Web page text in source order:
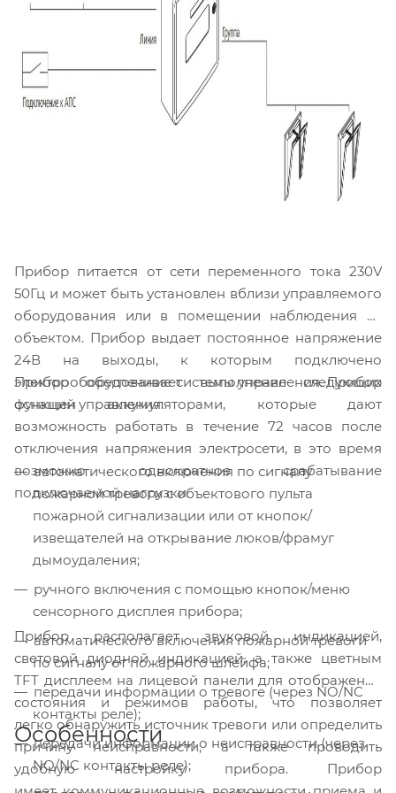
Прибор питается от сети переменного тока 230V
50Гц и может быть установлен вблизи управляемого
оборудования или в помещении наблюдения за
объектом. Прибор выдает постоянное напряжение
24В на выходы, к которым подключено
электрооборудование системы управления. Прибор
оснащен аккумуляторами, которые дают
возможность работать в течение 72 часов после
отключения напряжения электросети, в это время
возможно однократное срабатывание
подключаемой нагрузки.
Прибор обеспечивает выполнение следующих
функций управления:
автоматического включения по сигналу
пожарной тревоги с объектового пульта
пожарной сигнализации или от кнопок/
извещателей на открывание люков/фрамуг
дымоудаления;
ручного включения с помощью кнопок/меню
сенсорного дисплея прибора;
автоматического включения пожарной тревоги
по сигналу от пожарного шлейфа;
передачи информации о тревоге (через NO/NC
контакты реле);
передачи информации о неисправности (через
NO/NC контакты реле);
Прибор располагает звуковой индикацией,
световой диодной индикацией, а также цветным
TFT дисплеем на лицевой панели для отображения
состояния и режимов работы, что позволяет
легко обнаружить источник тревоги или определить
причину неисправности, а также проводить
удобную настройку прибора. Прибор
Особенности